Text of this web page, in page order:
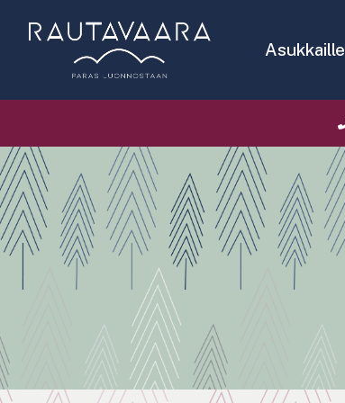
Asukkaille